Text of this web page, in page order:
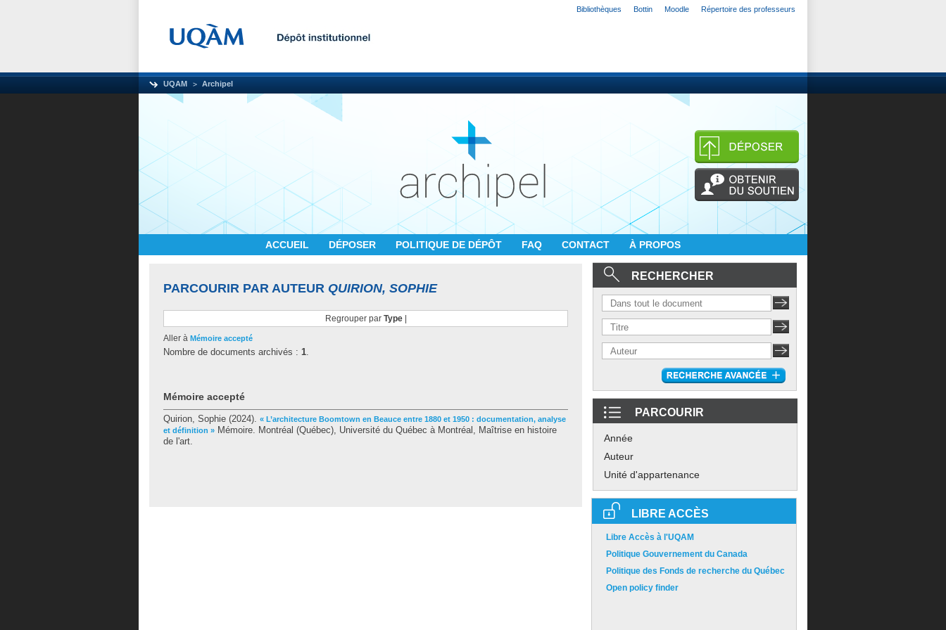
Bibliothèques Bottin Moodle Répertoire des professeurs
UQAM Archipel
ACCUEIL DÉPOSER POLITIQUE DE DÉPÔT FAQ CONTACT À PROPOS
PARCOURIR PAR AUTEUR QUIRION, SOPHIE
Regrouper par Type|
Aller à Mémoire accepté
Nombre de documents archivés : 1.
Mémoire accepté
Quirion, Sophie (2024). « L’architecture Boomtown en Beauce entre 1880 et 1950 : documentation, analyse
et définition » Mémoire. Montréal (Québec), Université du Québec à Montréal, Maîtrise en histoire
de l'art.
RECHERCHER
PARCOURIR
Année
Auteur
Unité d'appartenance
LIBRE ACCÈS
Libre Accès à l'UQAM
Politique Gouvernement du Canada
Politique des Fonds de recherche du Québec
Open policy finder